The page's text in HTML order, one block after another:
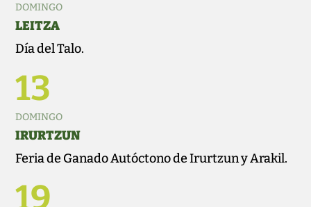
DOMINGO
LEITZA
Día del Talo.
13
DOMINGO
IRURTZUN
Feria de Ganado Autóctono de Irurtzun y Arakil.
19